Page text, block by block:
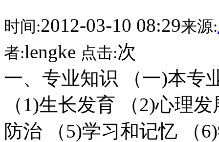
时间:2012-03-10 08:29来源:
者:lengke 点击:次
一、专业知识 （一)本专
（1)生长发育 （2)心理
防治 （5)学习和记忆 （